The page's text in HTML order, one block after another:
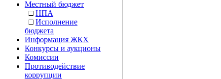
Местный бюджет
□ НПА
□ Исполнение
бюджета
Информация ЖКХ
Конкурсы и аукционы
Комиссии
Противодействие
коррупции